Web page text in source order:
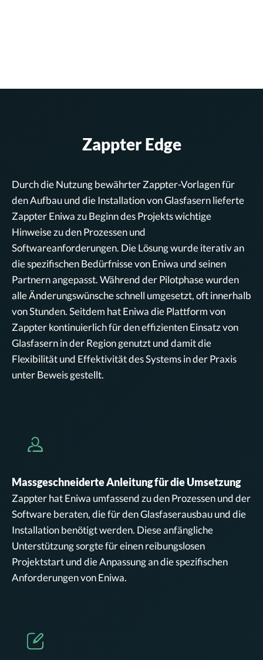
Zappter Edge
Durch die Nutzung bewährter Zappter-Vorlagen für
den Aufbau und die Installation von Glasfasern lieferte
Zappter Eniwa zu Beginn des Projekts wichtige
Hinweise zu den Prozessen und
Softwareanforderungen. Die Lösung wurde iterativ an
die spezifischen Bedürfnisse von Eniwa und seinen
Partnern angepasst. Während der Pilotphase wurden
alle Änderungswünsche schnell umgesetzt, oft innerhalb
von Stunden. Seitdem hat Eniwa die Plattform von
Zappter kontinuierlich für den effizienten Einsatz von
Glasfasern in der Region genutzt und damit die
Flexibilität und Effektivität des Systems in der Praxis
unter Beweis gestellt.
Massgeschneiderte Anleitung für die Umsetzung
Zappter hat Eniwa umfassend zu den Prozessen und der
Software beraten, die für den Glasfaserausbau und die
Installation benötigt werden. Diese anfängliche
Unterstützung sorgte für einen reibungslosen
Projektstart und die Anpassung an die spezifischen
Anforderungen von Eniwa.